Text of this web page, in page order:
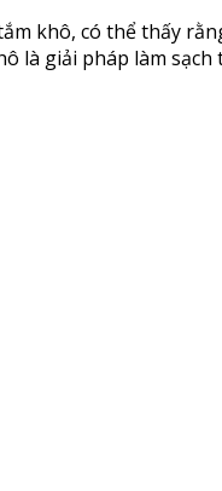
khô, có thể thấy
là giải pháp làm